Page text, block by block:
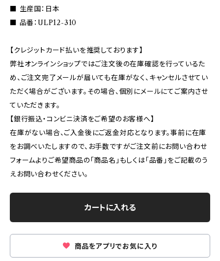
■ 生産国：日本
■ 品番：ULP12-310
【クレジットカード払いを推奨しております】
弊社オンラインショップではご注文後の在庫確認を行っているた
め、ご注文完了メールが届いても在庫がなく、キャンセルさせてい
ただく場合がございます。その場合、個別にメールにてご案内させ
ていただきます。
【銀行振込・コンビニ決済をご希望のお客様へ】
在庫がない場合、ご入金後にご返金対応となります。事前に在庫
をお調べいたしますので、お手数ですがご注文前にお問い合わせ
フォームよりご希望商品の「商品名」もしくは「品番」をご記載のう
えお問い合わせください。
カートに入れる
商品をアプリでお気に入り